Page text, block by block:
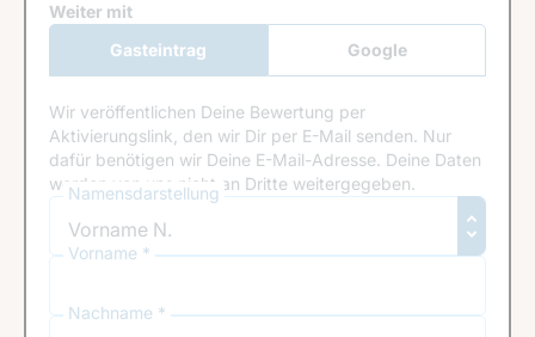
Google Recaptcha
Weiter mit
Gasteintrag
Google
Anmeldung
Wir veröffentlichen Deine Bewertung per
Aktivierungslink, den wir Dir per E-Mail senden. Nur
dafür benötigen wir Deine E-Mail-Adresse. Deine Daten
werden von uns nicht an Dritte weitergegeben.
Namensdarstellung
Vorname *
Nachname *